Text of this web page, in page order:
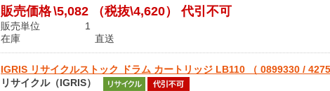
販売価格\5,082 （税抜\4,620） 代引不可
販売単位 1
在庫 直送
IGRIS リサイクルストック ドラム カートリッジ LB110 （ 0899330 /
リサイクル（IGRIS）